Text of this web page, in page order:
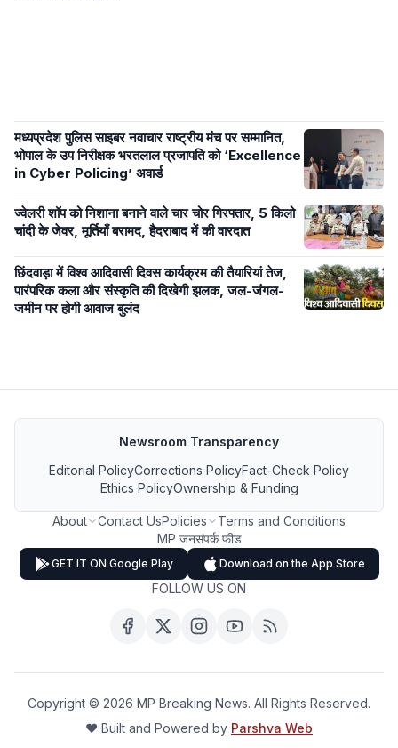
मध्यप्रदेश पुलिस साइबर नवाचार राष्ट्रीय मंच पर सम्मानित,
भोपाल के उप निरीक्षक भरतलाल प्रजापति को ‘Excellence
in Cyber Policing’ अवार्ड
ज्वेलरी शॉप को निशाना बनाने वाले चार चोर गिरफ्तार, 5 किलो
चांदी के जेवर, मूर्तियाँ बरामद, हैदराबाद में की वारदात
छिंदवाड़ा में विश्व आदिवासी दिवस कार्यक्रम की तैयारियां तेज,
पारंपरिक कला और संस्कृति की दिखेगी झलक, जल-जंगल-
जमीन पर होगी आवाज बुलंद
Newsroom Transparency
Editorial PolicyCorrections PolicyFact-Check Policy
Ethics PolicyOwnership & Funding
About Contact UsPolicies
Terms and Conditions
MP जनसंपर्क फीड
GET IT ON Google Play Download on the App Store
FOLLOW US ON
Copyright © 2026 MP Breaking News. All Rights Reserved.
❤️ Built and Powered by Parshva Web